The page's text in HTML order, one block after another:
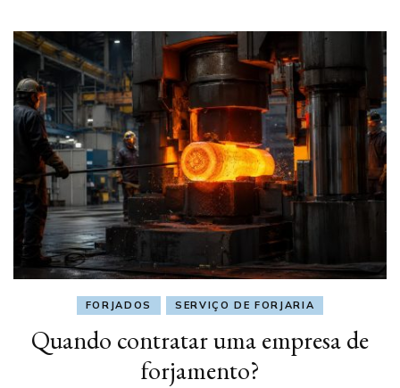
FORJADOS SERVIÇO DE FORJARIA
Quando contratar uma empresa de
forjamento?